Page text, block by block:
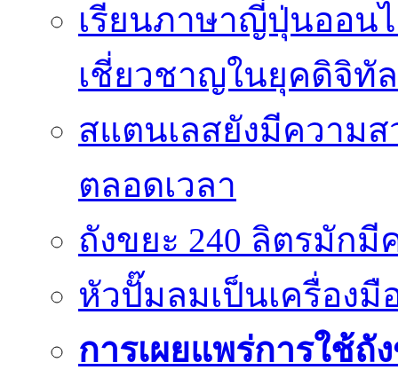
เรียนภาษาญี่ปุ่นออน
เชี่ยวชาญในยุคดิจิทัล
สแตนเลสยังมีความ
ตลอดเวลา
ถังขยะ 240 ลิตรมัก
หัวปั๊มลมเป็นเครื่องมื
การเผยแพร่การใช้ถั